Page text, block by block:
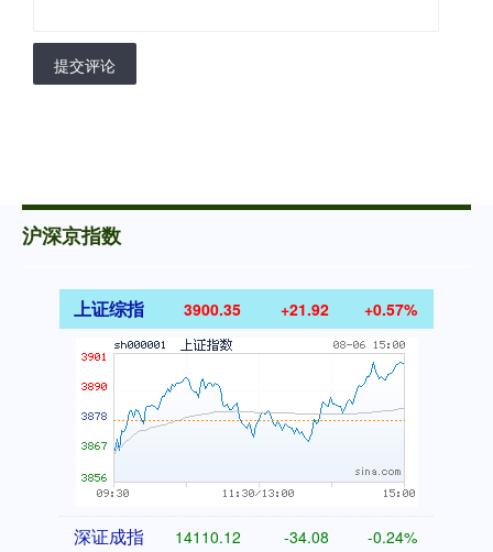
提交评论
沪深京指数
上证综指 3900.35 +21.92 +0.57%
深证成指 14110.12 -34.08 -0.24%